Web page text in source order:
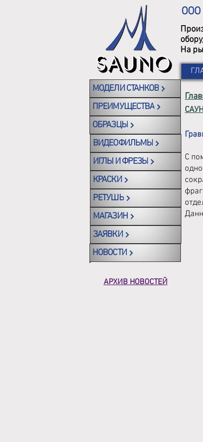
ООО
На
С
МОДЕЛИ СТАНКОВ
ПРЕИМУЩЕСТВА
ОБРАЗЦЫ
ВИДЕОФИЛЬМЫ
ИГЛЫ И ФРЕЗЫ
КРАСКИ
РЕТУШЬ
МАГАЗИН
ЗАЯВКИ
НОВОСТИ
АРХИВ НОВОСТЕЙ